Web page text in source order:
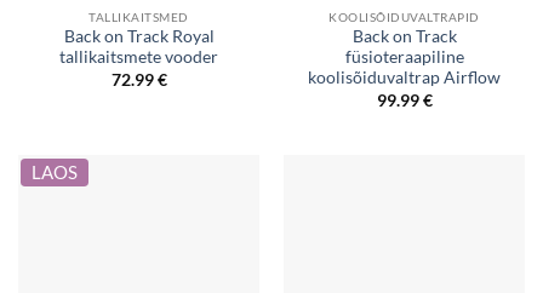
TALLIKAITSMED
Back on Track Royal
tallikaitsmete vooder
72.99€
KOOLISÕIDUVALTRAPID
Back on Track
füsioteraapiline
koolisõiduvaltrap Airflow
99.99€
LAOS